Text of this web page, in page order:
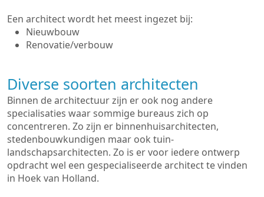
Een architect wordt het meest ingezet bij:
Nieuwbouw
Renovatie/verbouw
Diverse soorten architecten
Binnen de architectuur zijn er ook nog andere
specialisaties waar sommige bureaus zich op
concentreren. Zo zijn er binnenhuisarchitecten,
stedenbouwkundigen maar ook tuin-
landschapsarchitecten. Zo is er voor iedere ontwerp
opdracht wel een gespecialiseerde architect te vinden
in Hoek van Holland.